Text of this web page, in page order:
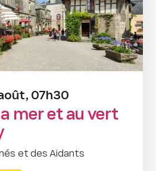
août, 07h30
mer et au vert
et des Aidants